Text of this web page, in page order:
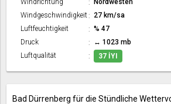
Windrichtung
Nordwesten
Windgeschwindigkeit
27 km/sa
Luftfeuchtigkeit
% 47
Druck
↔ 1023 mb
Luftqualität
37 İYI
Bad Dürrenberg für die Stündliche